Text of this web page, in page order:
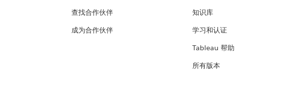
查找合作伙伴
成为合作伙伴
知识库
学习和认证
Tableau 帮助
所有版本